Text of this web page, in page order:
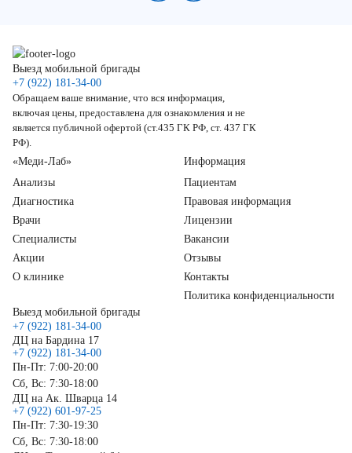
Выезд мобильной бригады
+7 (922) 181-34-00
Обращаем ваше внимание, что вся информация,
включая цены, предоставлена для ознакомления и не
является публичной офертой (ст.435 ГК РФ, ст. 437 ГК
РФ).
«Меди-Лаб»
Анализы
Диагностика
Врачи
Специалисты
Акции
О клинике
Информация
Пациентам
Правовая информация
Лицензии
Вакансии
Отзывы
Контакты
Политика конфиденциальности
Выезд мобильной бригады
+7 (922) 181-34-00
ДЦ на Бардина 17
+7 (922) 181-34-00
Пн-Пт: 7:00-20:00
Сб, Вс: 7:30-18:00
ДЦ на Ак. Шварца 14
+7 (922) 601-97-25
Пн-Пт: 7:30-19:30
Сб, Вс: 7:30-18:00